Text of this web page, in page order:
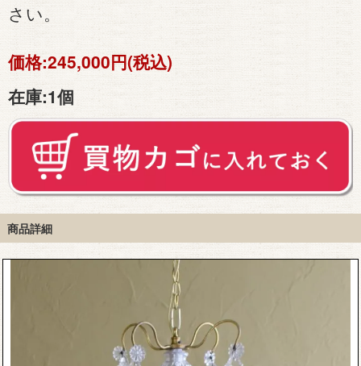
さい。
価格:245,000円(税込)
在庫:1個
商品詳細